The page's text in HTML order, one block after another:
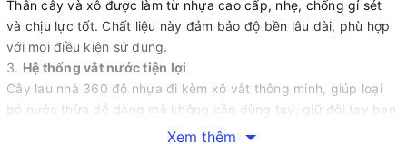
Thân cây và xô được làm từ nhựa cao cấp, nhẹ, chống gỉ sét
và chịu lực tốt. Chất liệu này đảm bảo độ bền lâu dài, phù hợp
với mọi điều kiện sử dụng.
Hệ thống vắt nước tiện lợi
Cây lau nhà 360 độ nhựa đi kèm xô vắt thông minh, giúp loại
bỏ nước thừa dễ dàng mà không cần dùng tay, giữ đôi tay bạn
Xem thêm